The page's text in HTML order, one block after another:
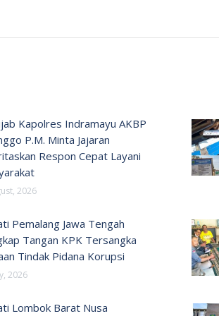
Kapolres Indramayu AKBP
P.M. Minta Jajaran
Respon Cepat Layani
2026
Pemalang Jawa Tengah
Tangan KPK Tersangka
Tindak Pidana Korupsi
2026
Lombok Barat Nusa